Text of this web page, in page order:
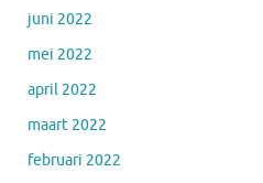
juni 2022
mei 2022
april 2022
maart 2022
februari 2022